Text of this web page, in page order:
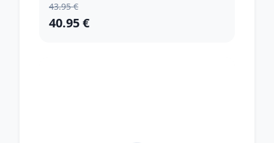
43.95 €
40.95 €